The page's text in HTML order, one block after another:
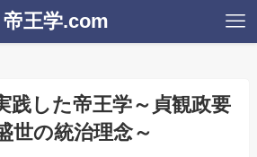
帝王学.com
践した帝王学～貞観政要
世の統治理念～